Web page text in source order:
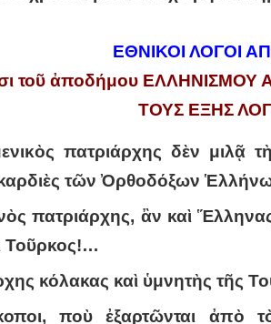
ΕΘΝΙΚΟΙ ΛΟΓΟΙ
τοῦ ἀποδήμου
ΤΟΥΣ ΕΞΗΣ
πατριάρχης δὲν μιλᾷ
καρδιὲς τῶν Ὀρθοδόξων
πατριάρχης, ἂν καὶ
Τοῦρκος!…
κόλακας καὶ ὑμνητὴς τῆς
ποὺ ἐξαρτῶνται ἀπὸ